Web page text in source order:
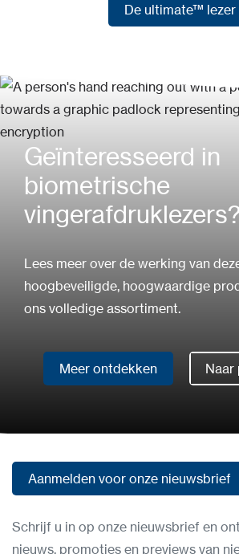
De ultimate™ lezer
Geïnteresseerd in
biometrische
Lees meer over de werking van
hoogbeveiligde, hoogwaardige
ons volledige assortiment.
Meer ontdekken Naar
Aanmelden voor onze nieuwsbrief
Schrijf u in op onze nieuwsbrief en
nieuws, promoties en previews van